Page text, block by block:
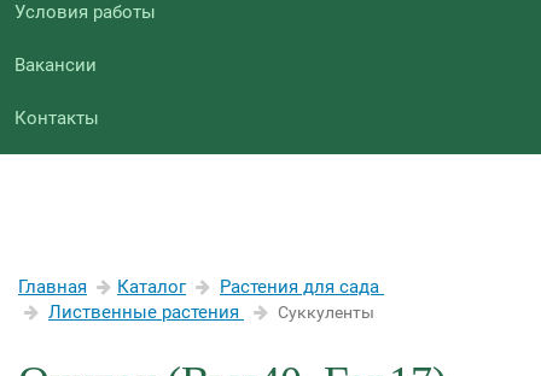
Условия работы
Вакансии
Контакты
Главная Каталог
Растения для сада
Лиственные растения
Суккуленты